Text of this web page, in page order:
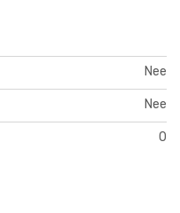
Nee
Nee
0